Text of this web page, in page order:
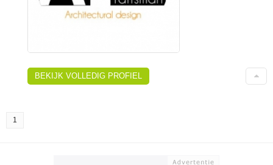
BEKIJK VOLLEDIG PROFIEL
1